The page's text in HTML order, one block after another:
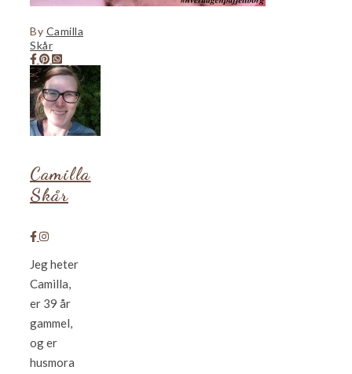
By Camilla
Skår
Camilla
Skår
Jeg heter
Camilla,
er 39 år
gammel,
og er
husmora